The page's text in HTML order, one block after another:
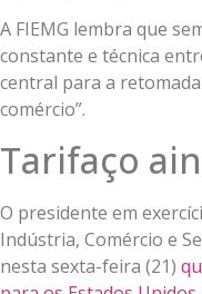
A FIEMG lembra que
constante e técnica
central para a
comércio”.
Tarifaço
O presidente em
Indústria, Comércio e
nesta sexta-feira (21)